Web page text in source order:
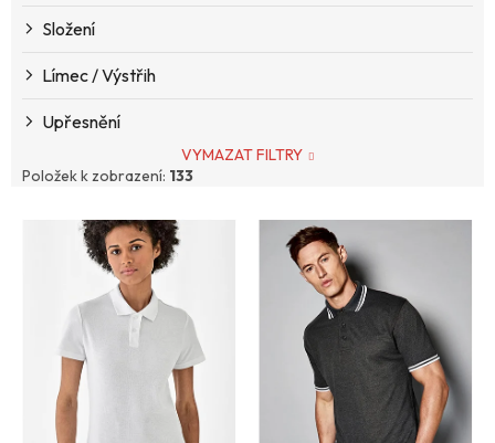
Složení
Límec / Výstřih
Upřesnění
VYMAZAT FILTRY
Položek k zobrazení: 133